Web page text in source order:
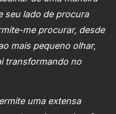
seu lado de procura
me procurar, desde
mais pequeno olhar,
transformando no
uma extensa